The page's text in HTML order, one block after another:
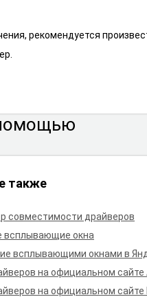
рекомендуется
также
совместимости драйверов
всплывающие окна
всплывающими окнами в
на официальном сайте
на официальном